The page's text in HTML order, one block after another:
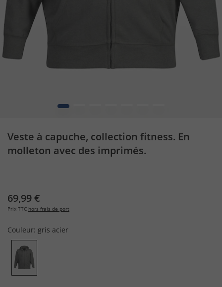
1
Veste à capuche, collection fitness. En
molleton avec des imprimés.
69,99 €
Prix TTC hors frais de port
Couleur: gris acier